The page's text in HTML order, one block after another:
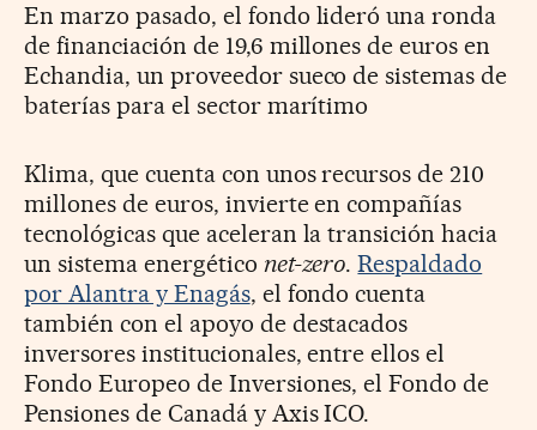
En marzo pasado, el fondo lideró una ronda
de financiación de 19,6 millones de euros en
Echandia, un proveedor sueco de sistemas de
baterías para el sector marítimo
Klima, que cuenta con unos recursos de 210
millones de euros, invierte en compañías
tecnológicas que aceleran la transición hacia
un sistema energético net-zero.Respaldado
por Alantra y Enagás, el fondo cuenta
también con el apoyo de destacados
inversores institucionales, entre ellos el
Fondo Europeo de Inversiones, el Fondo de
Pensiones de Canadá y Axis ICO.